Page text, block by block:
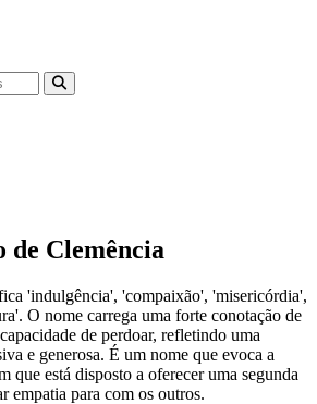
de Clemência
'indulgência', 'compaixão', 'misericórdia',
O nome carrega uma forte conotação de
de perdoar, refletindo uma
e generosa. É um nome que evoca a
que está disposto a oferecer uma segunda
empatia para com os outros.